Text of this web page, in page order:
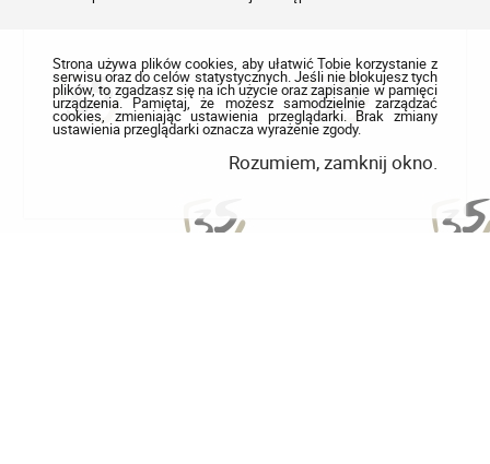
Strona używa plików cookies, aby ułatwić Tobie korzystanie z
serwisu oraz do celów statystycznych. Jeśli nie blokujesz tych
plików, to zgadzasz się na ich użycie oraz zapisanie w pamięci
urządzenia. Pamiętaj, że możesz samodzielnie zarządzać
cookies, zmieniając ustawienia przeglądarki. Brak zmiany
ustawienia przeglądarki oznacza wyrażenie zgody.
Rozumiem, zamknij okno.